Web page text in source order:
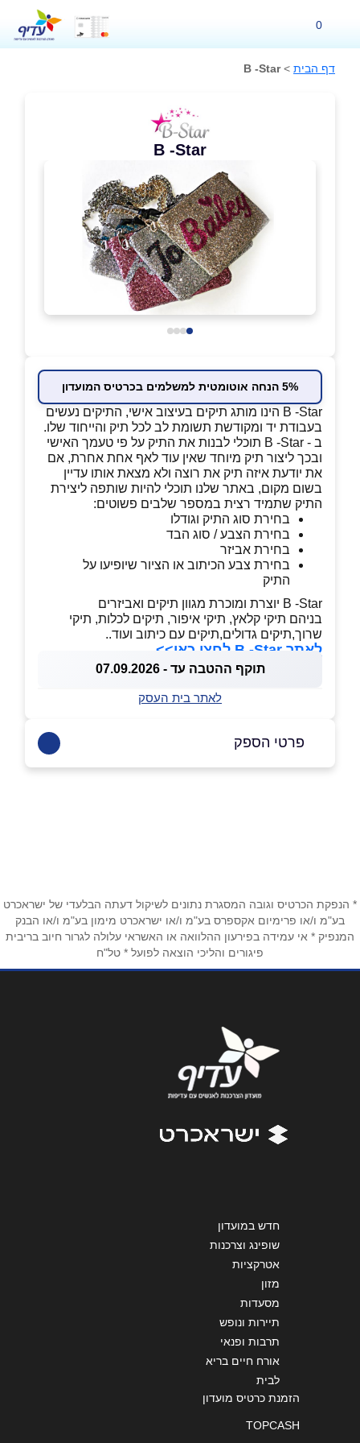
0
דף הבית >
B -Star
B -Star
5% הנחה אוטומטית למשלמים בכרטיס המועדון
B -Star הינו מותג תיקים בעיצוב אישי, התיקים נעשים
בעבודת יד ומקודשת תשומת לב לכל תיק והייחוד שלו.
ב - B -Star תוכלי לבנות את התיק על פי טעמך האישי
ובכך ליצור תיק מיוחד שאין עוד לאף אחת אחרת, אם
את יודעת איזה תיק את רוצה ולא מצאת אותו עדיין
בשום מקום, באתר שלנו תוכלי להיות שותפה ליצירת
התיק שתמיד רצית במספר שלבים פשוטים:
בחירת סוג התיק וגודלו
בחירת הצבע / סוג הבד
בחירת אביזר
בחירת צבע הכיתוב או הציור שיופיעו על
התיק
B -Star יוצרת ומוכרת מגוון תיקים ואביזרים
בניהם תיקי קלאץ, תיקי איפור, תיקים לכלות, תיקי
שרוך,תיקים גדולים,תיקים עם כיתוב ועוד..
לאתר B -Star לחצו כאן>>
תוקף ההטבה עד - 07.09.2026
לאתר בית העסק
פרטי הספק
שם מלא*
*
אנא חזרו אלי בקשר ל...
* הנפקת הכרטיס וגובה המסגרת נתונים לשיקול דעתה הבלעדי של ישראכרט
בע"מ ו/או פרימיום אקספרס בע"מ ו/או ישראכרט מימון בע"מ ו/או הבנק
המנפיק * אי עמידה בפירעון ההלוואה או האשראי עלולה לגרור חיוב בריבית
פיגורים והליכי הוצאה לפועל * טל"ח
חדש במועדון
שופינג וצרכנות
אטרקציות
מזון
מסעדות
תיירות ונופש
תרבות ופנאי
אורח חיים בריא
לבית
הזמנת כרטיס מועדון
TOPCASH